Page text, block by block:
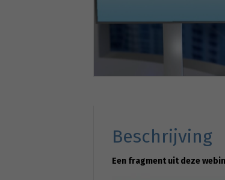
Beschrijving
Een fragment uit deze